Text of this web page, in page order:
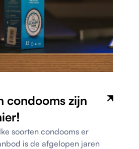
condooms zijn
soorten condooms er
is de afgelopen jaren